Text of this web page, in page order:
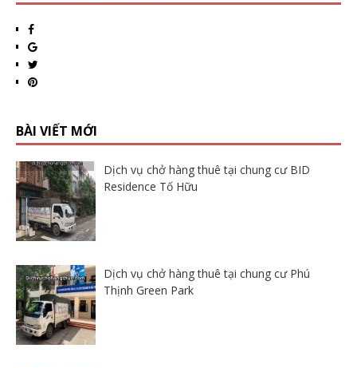
BÀI VIẾT MỚI
Dịch vụ chở hàng thuê tại chung cư BID
Residence Tố Hữu
Dịch vụ chở hàng thuê tại chung cư Phú
Thịnh Green Park